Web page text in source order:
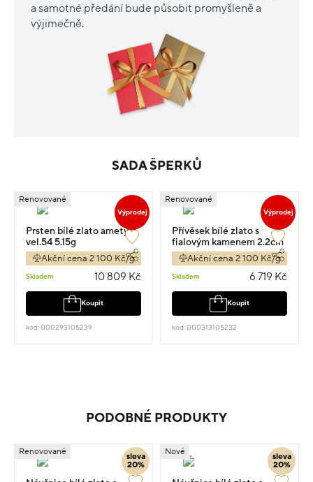
a samotné předání bude působit promyšleně a
výjimečně.
SADA ŠPERKŮ
Výprodej
Renovované
Prsten bílé zlato ametyst
vel.54 5.15g
Akční cena 2 100 Kč/g
Skladem 10 809 Kč
Koupit
kód: 000293105239
Výprodej
Renovované
Přívěsek bílé zlato s
fialovým kamenem 2.2cm
3.2gAkční cena 2 100 Kč/g
Skladem 6 719 Kč
Koupit
kód: 000313105232
PODOBNÉ PRODUKTY
sleva
20%
Renovované
sleva
20%
Nové